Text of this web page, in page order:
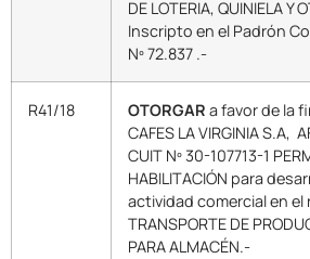
DE LOTERIA, QUINIELA Y
Inscripto en el Padrón
Nº 72.837 .-
R41/18 OTORGAR a favor de la
CAFES LA VIRGINIA S.A,
CUIT Nº 30-107713-1
HABILITACIÓN para
actividad comercial en el
TRANSPORTE DE
PARA ALMACÉN.-